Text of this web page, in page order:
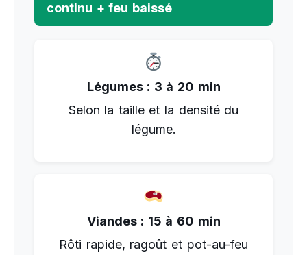
continu + feu baissé
Légumes : 3 à 20 min
Selon la taille et la densité du
légume.
Viandes : 15 à 60 min
Rôti rapide, ragoût et pot-au-feu